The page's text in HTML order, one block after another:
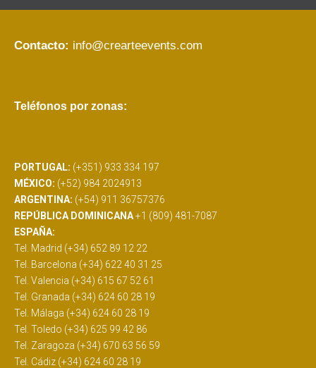
Contacto: info@crearteevents.com
Teléfonos por zonas:
PORTUGAL: (+351) 933 334 197
MÉXICO: (+52) 984 2024913
ARGENTINA: (+54) 911 36757376
REPÚBLICA DOMINICANA+1 (809) 481-7087
ESPAÑA:
Tel. Madrid (+34) 652 89 12 22
Tel. Barcelona (+34) 622 40 31 25
Tel. Valencia (+34) 615 67 52 61
Tel. Granada (+34) 624 60 28 19
Tel. Málaga (+34) 624 60 28 19
Tel. Toledo (+34) 625 99 42 86
Tel. Zaragoza (+34) 670 63 56 59
Tel. Cádiz (+34) 624 60 28 19